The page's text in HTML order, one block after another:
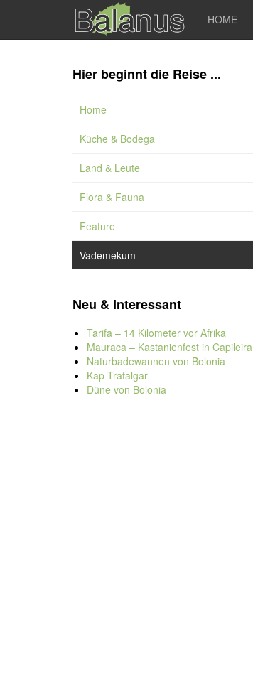
HOME
Hier beginnt die Reise ...
Home
Küche & Bodega
Land & Leute
Flora & Fauna
Feature
Vademekum
Neu & Interessant
Tarifa – 14 Kilometer vor Afrika
Mauraca – Kastanienfest in Capileira
Naturbadewannen von Bolonia
Kap Trafalgar
Düne von Bolonia